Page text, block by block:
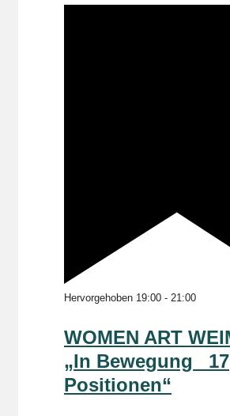
Hervorgehoben 19:00 - 21:00
WOMEN ART
„In Bewegung _17
Positionen“